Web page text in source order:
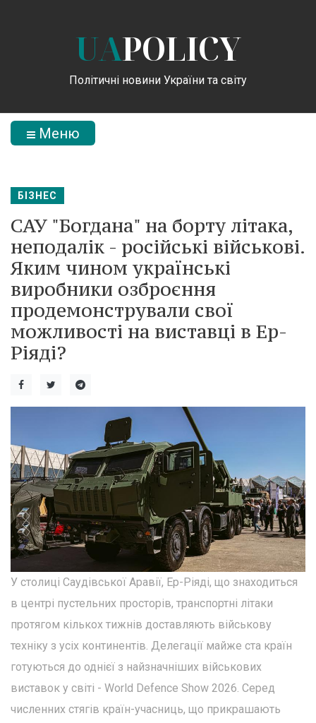
UAPOLICY
Політичні новини України та світу
Меню
БІЗНЕС
САУ "Богдана" на борту літака,
неподалік - російські військові.
Яким чином українські
виробники озброєння
продемонстрували свої
можливості на виставці в Ер-
Ріяді?
У столиці Саудівської Аравії, Ер-Ріяді, що знаходиться
в центрі пустельних просторів, транспортні літаки
протягом кількох тижнів доставляють військову
техніку з усіх континентів. Делегації майже ста країн
готуються до однієї з найзначніших військових
виставок у світі - World Defence Show 2026. Серед
численних стягів країн-учасниць, що прикрашають